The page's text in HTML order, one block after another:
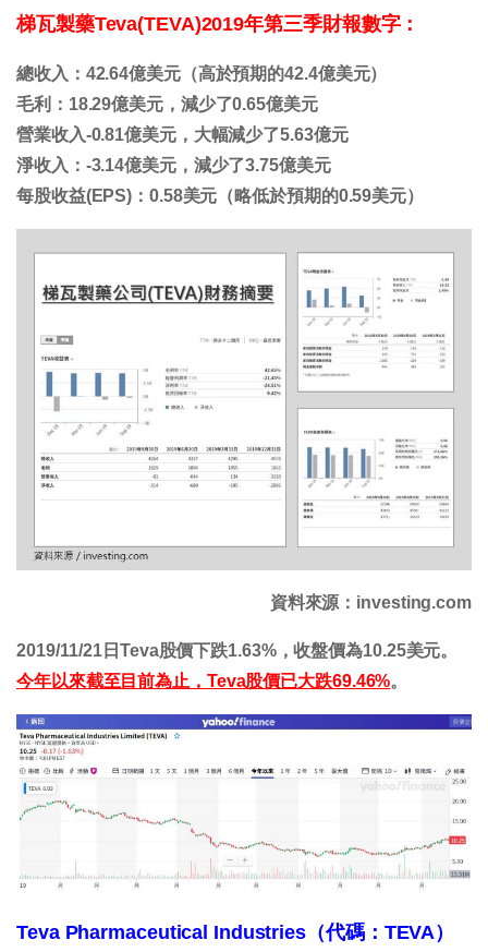
梯瓦製藥Teva(TEVA)2019年第三季財報數字：
總收入：42.64億美元（高於預期的42.4億美元）
毛利：18.29億美元，減少了0.65億美元
營業收入-0.81億美元，大幅減少了5.63億元
淨收入：-3.14億美元，減少了3.75億美元
每股收益(EPS)：0.58美元（略低於預期的0.59美元）
資料來源：investing.com
2019/11/21日Teva股價下跌1.63%，收盤價為10.25美元。
今年以來截至目前為止，Teva股價已大跌69.46%。
Teva Pharmaceutical Industries （代碼：TEVA）